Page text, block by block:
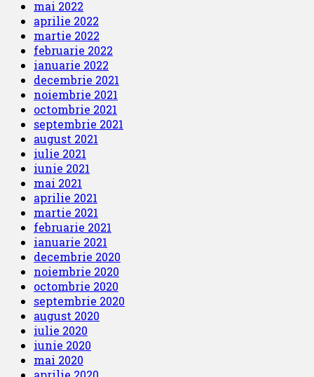
mai 2022
aprilie 2022
martie 2022
februarie 2022
ianuarie 2022
decembrie 2021
noiembrie 2021
octombrie 2021
septembrie 2021
august 2021
iulie 2021
iunie 2021
mai 2021
aprilie 2021
martie 2021
februarie 2021
ianuarie 2021
decembrie 2020
noiembrie 2020
octombrie 2020
septembrie 2020
august 2020
iulie 2020
iunie 2020
mai 2020